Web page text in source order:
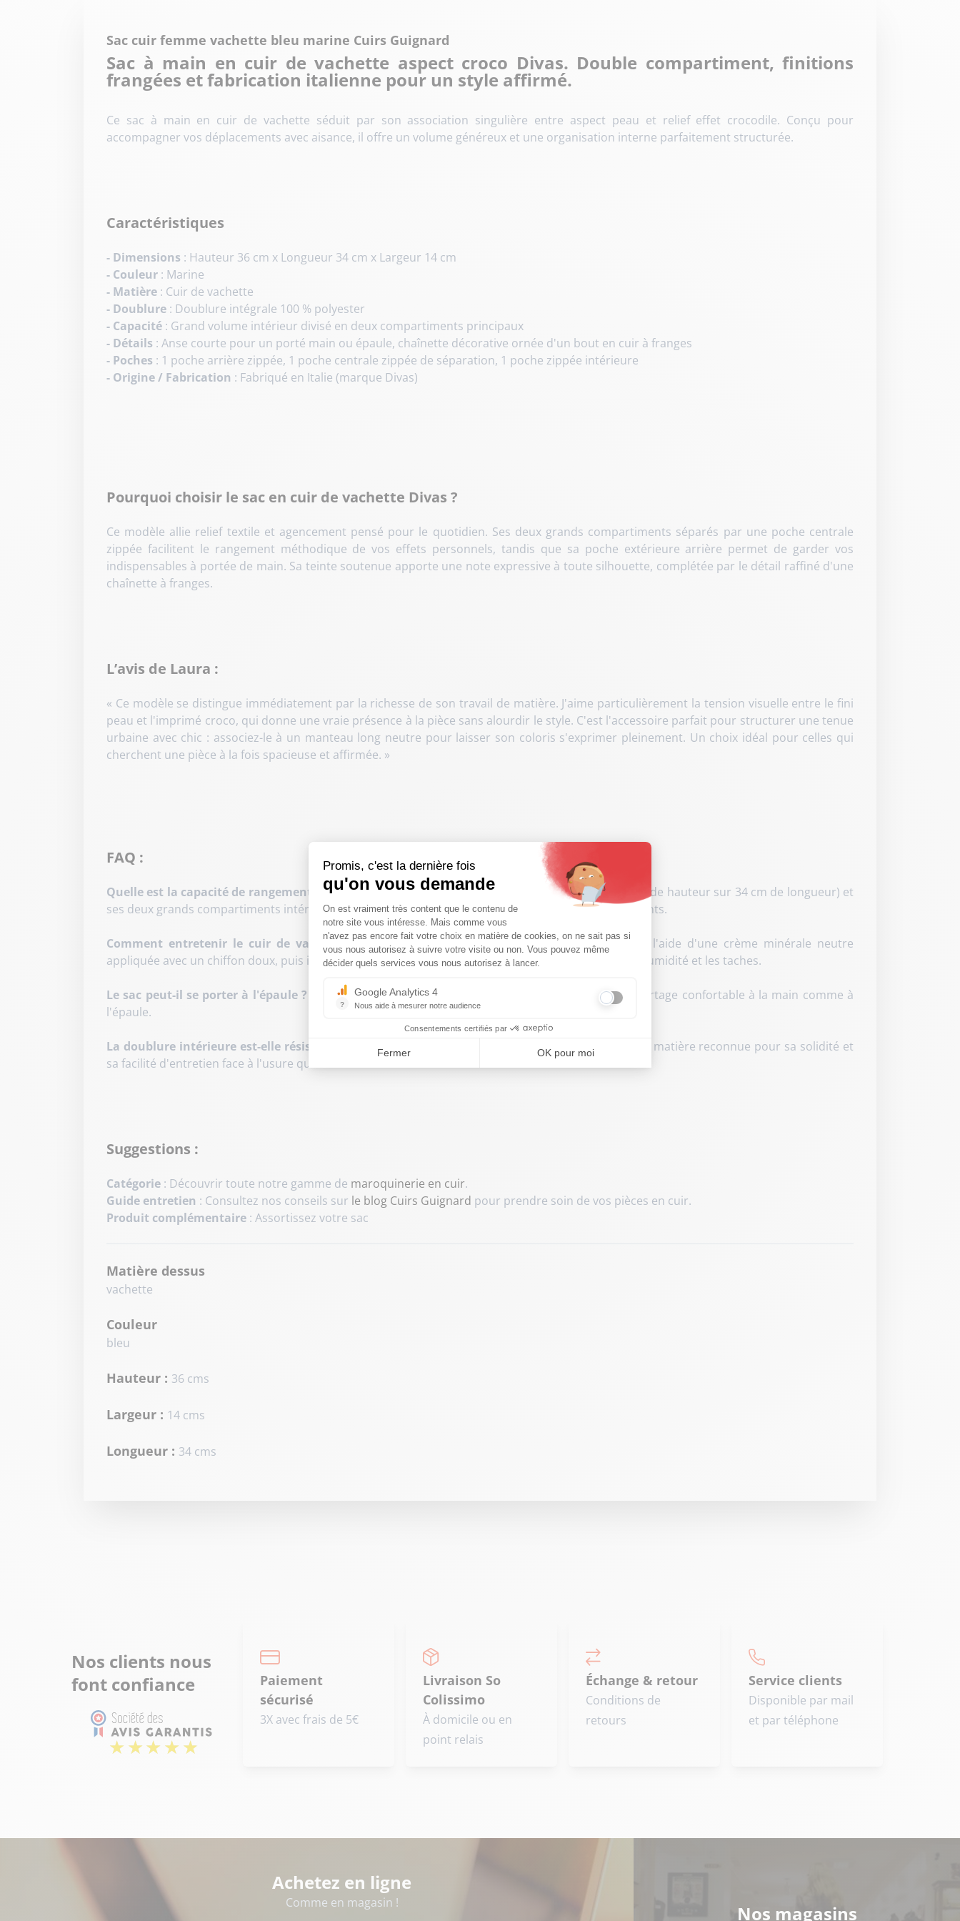
Promis, c'est la dernière fois
qu'on vous demande
Plateforme de Gestion du Consentement : Personnalisez vos Options
On est vraiment très content que le contenu de
notre site vous intéresse. Mais comme vous
n'avez pas encore fait votre choix en matière de cookies, on ne sait pas si
vous nous autorisez à suivre votre visite ou non. Vous pouvez même
décider quels services vous nous autorisez à lancer.
?
Google Analytics 4
Nous aide à mesurer notre audience
Consentements certifiés par
Fermer OK pour moi
Axeptio consent
Sac cuir femme vachette bleu marine Cuirs Guignard
Sac à main en cuir de vachette aspect croco Divas. Double compartiment, finitions
frangées et fabrication italienne pour un style affirmé.
Ce sac à main en cuir de vachette séduit par son association singulière entre aspect peau et relief effet crocodile. Conçu pour
accompagner vos déplacements avec aisance, il offre un volume généreux et une organisation interne parfaitement structurée.
Caractéristiques
- Dimensions : Hauteur 36 cm x Longueur 34 cm x Largeur 14 cm
- Couleur : Marine
- Matière : Cuir de vachette
- Doublure : Doublure intégrale 100 % polyester
- Capacité : Grand volume intérieur divisé en deux compartiments principaux
- Détails : Anse courte pour un porté main ou épaule, chaînette décorative ornée d'un bout en cuir à franges
- Poches : 1 poche arrière zippée, 1 poche centrale zippée de séparation, 1 poche zippée intérieure
- Origine / Fabrication : Fabriqué en Italie (marque Divas)
Pourquoi choisir le sac en cuir de vachette Divas ?
Ce modèle allie relief textile et agencement pensé pour le quotidien. Ses deux grands compartiments séparés par une poche centrale
zippée facilitent le rangement méthodique de vos effets personnels, tandis que sa poche extérieure arrière permet de garder vos
indispensables à portée de main. Sa teinte soutenue apporte une note expressive à toute silhouette, complétée par le détail raffiné d'une
chaînette à franges.
L’avis de Laura :
« Ce modèle se distingue immédiatement par la richesse de son travail de matière. J'aime particulièrement la tension visuelle entre le fini
peau et l'imprimé croco, qui donne une vraie présence à la pièce sans alourdir le style. C'est l'accessoire parfait pour structurer une tenue
urbaine avec chic : associez-le à un manteau long neutre pour laisser son coloris s'exprimer pleinement. Un choix idéal pour celles qui
cherchent une pièce à la fois spacieuse et affirmée. »
FAQ :
Quelle est la capacité de rangement de ce sac cabas ?Grâce à ses dimensions généreuses (36 cm de hauteur sur 34 cm de longueur) et
ses deux grands compartiments intérieurs, il accueille facilement vos objets du quotidien et documents.
Comment entretenir le cuir de vachette effet crocodile ?Nourrissez régulièrement le cuir à l'aide d'une crème minérale neutre
appliquée avec un chiffon doux, puis imperméabilisez la surface pour préserver la matière contre l'humidité et les taches.
Le sac peut-il se porter à l'épaule ? Oui, il dispose d'une anse courte étudiée pour garantir un portage confortable à la main comme à
l'épaule.
La doublure intérieure est-elle résistante ?
L'intérieur est intégralement doublé en polyester, une matière reconnue pour sa solidité et
sa facilité d'entretien face à l'usure quotidienne
Suggestions :
Catégorie : Découvrir toute notre gamme de maroquinerie en cuir.
Guide entretien : Consultez nos conseils sur le blog Cuirs Guignard pour prendre soin de vos pièces en cuir.
Produit complémentaire : Assortissez votre sac
Matière dessus
vachette
Couleur
bleu
Hauteur : 36 cms
Largeur : 14 cms
Longueur : 34 cms
Nos clients nous
font confiance
Paiement
sécurisé
3X avec frais de 5€
Livraison So
Colissimo
À domicile ou en
point relais
Échange & retour
Conditions de
retours
Service clients
Disponible par mail
et par téléphone
Achetez en ligne
Comme en magasin ! Nos magasins